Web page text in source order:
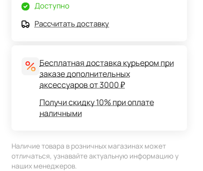
Доступно
Рассчитать доставку
Бесплатная доставка курьером при
заказе дополнительных
аксессуаров от 3000 ₽
Получи скидку 10% при оплате
наличными
Наличие товара в розничных магазинах может
отличаться, узнавайте актуальную информацию у
наших менеджеров.